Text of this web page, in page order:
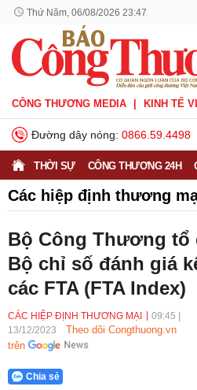
Thứ Năm, 06/08/2026 23:47
CÔNG THƯƠNG MEDIA KINH TẾ
Đường dây nóng: 0866.59.4498
THỜI SỰ CÔNG THƯƠNG 24H
Các hiệp định thương
Hiệp định EVFTA Hiệp
Thông tin thương vụ Quốc tế
Bộ Công Thương tổ
Bộ chỉ số đánh giá
các FTA (FTA Index)
CÁC HIỆP ĐỊNH THƯƠNG MẠI 09:45
13/12/2023
Theo dõi Congthuong.vn
trên
Chia sẻ